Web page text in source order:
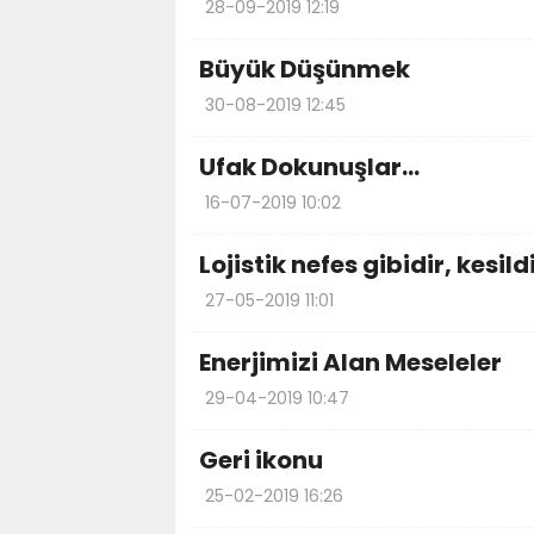
28-09-2019 12:19
Büyük Düşünmek
30-08-2019 12:45
Ufak Dokunuşlar…
16-07-2019 10:02
Lojistik nefes gibidir,
27-05-2019 11:01
Enerjimizi Alan Meseleler
29-04-2019 10:47
Geri ikonu
25-02-2019 16:26